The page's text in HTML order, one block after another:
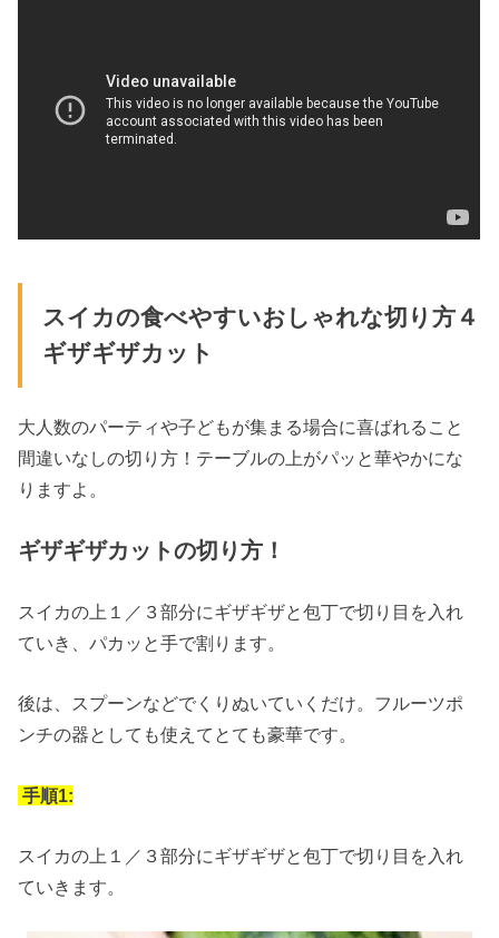
スイカの食べやすいおしゃれな切り方４
ギザギザカット
大人数のパーティや子どもが集まる場合に喜ばれること
間違いなしの切り方！テーブルの上がパッと華やかにな
りますよ。
ギザギザカットの切り方！
スイカの上１／３部分にギザギザと包丁で切り目を入れ
ていき、パカッと手で割ります。
後は、スプーンなどでくりぬいていくだけ。フルーツポ
ンチの器としても使えてとても豪華です。
手順1:
スイカの上１／３部分にギザギザと包丁で切り目を入れ
ていきます。